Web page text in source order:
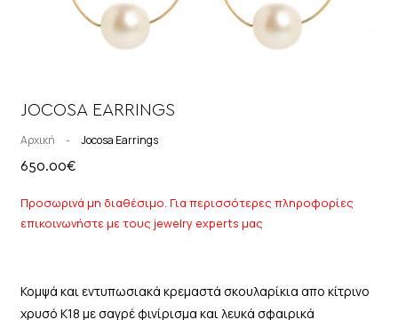
JOCOSA EARRINGS
Αρχική - Jocosa Earrings
650.00€
Προσωρινά μη διαθέσιμο. Για περισσότερες πληροφορίες
επικοινωνήστε με τους jewelry experts μας
Κομψά και εντυπωσιακά κρεμαστά σκουλαρίκια απο κίτρινο
χρυσό Κ18 με σαγρέ φινίρισμα και λευκά σφαιρικά